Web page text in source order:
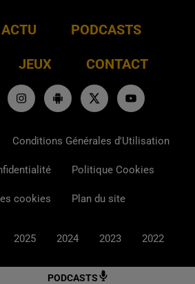
PODCASTS
ACTU PODCASTS
JEUX CONTACT
Conditions Générales d'Utilisation
Politique Cookies
cookies Plan du site
2025 2024 2023 2022